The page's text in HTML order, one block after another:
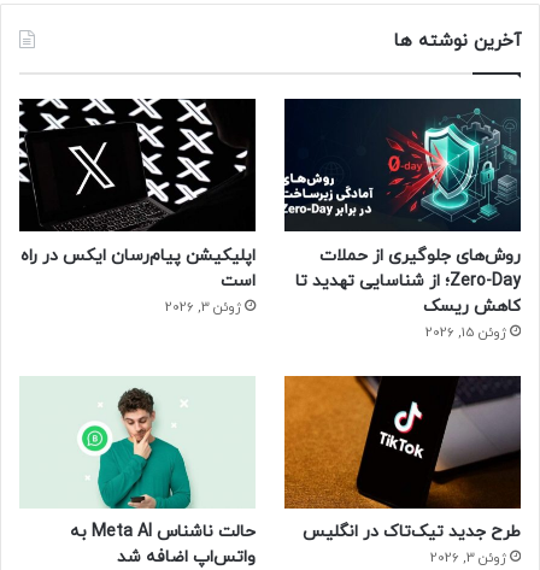
آخرین نوشته ها
روش‌های جلوگیری از حملات
Zero-Day؛ از شناسایی تهدید تا
کاهش ریسک
ژوئن 15, 2026
اپلیکیشن پیام‌رسان ایکس در راه
است
ژوئن 3, 2026
طرح جدید تیک‌تاک در انگلیس
ژوئن 3, 2026
حالت ناشناس Meta AI به
واتس‌اپ اضافه شد